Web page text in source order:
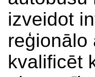
izveidot
reģionālo
kvalificēt